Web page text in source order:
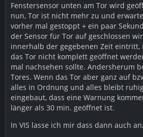
Fenstersensor unten am Tor wird
nun, Tor ist nicht mehr zu und
vorher mal gestoppt + ein paar
der Sensor für Tor auf geschlossen
innerhalb der gegebenen Zeit eintritt,
das Tor nicht komplett geöffnet
mal nachsehen sollte. Andersherum
Tores. Wenn das Tor aber ganz auf
alles in Ordnung und alles bleibt
eingebaut, dass eine Warnung
länger als 30 min. geöffnet ist.
In VIS lasse ich mir dass dann auch